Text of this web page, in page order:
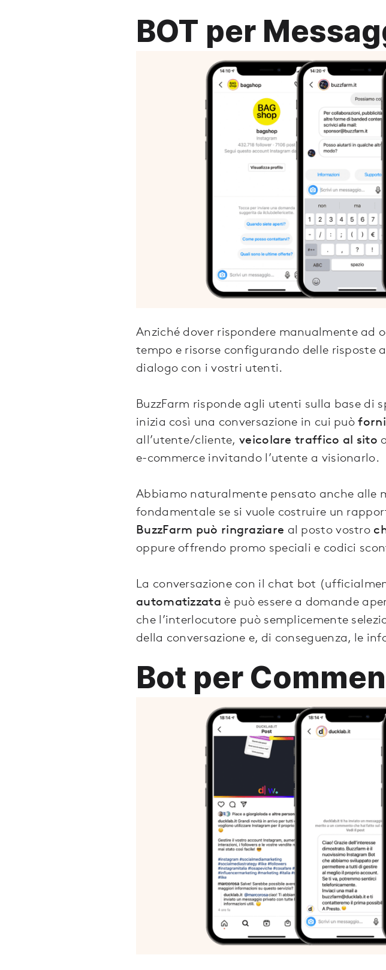
BOT per
Anziché dover rispondere manualmente
tempo e risorse configurando delle risposte
dialogo con i vostri utenti.
BuzzFarm risponde agli utenti sulla base di
inizia così una conversazione in cui può
all’utente/cliente, veicolare traffico al sito
e-commerce invitando l’utente a visionarlo.
Abbiamo naturalmente pensato anche alle
fondamentale se si vuole costruire un
BuzzFarm può ringraziare al posto vostro
oppure offrendo promo speciali e codici
La conversazione con il chat bot
automatizzata è può essere a domande
che l’interlocutore può semplicemente
della conversazione e, di conseguenza, le
Bot per